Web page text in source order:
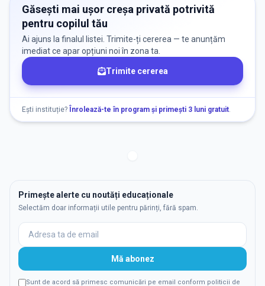
Găsești mai ușor creșa privată potrivită
pentru copilul tău
Ai ajuns la finalul listei. Trimite-ți cererea — te anunțăm
imediat ce apar opțiuni noi în zona ta.
Trimite cererea
Ești instituție? Înrolează-te în program și primești 3 luni gratuit.
Primește alerte cu noutăți educaționale
Selectăm doar informații utile pentru părinți, fără spam.
Mă abonez
Sunt de acord să primesc comunicări pe email conform politicii de